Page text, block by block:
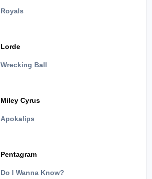
Royals
Lorde
Wrecking Ball
Miley Cyrus
Apokalips
Pentagram
Do I Wanna Know?